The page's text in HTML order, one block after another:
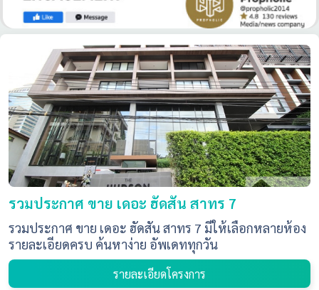
รวมประกาศ ขาย เดอะ ฮัดสัน สาทร 7
รวมประกาศ ขาย เดอะ ฮัดสัน สาทร 7 มีให้เลือกหลายห้อง
รายละเอียดครบ ค้นหาง่าย อัพเดททุกวัน
รายละเอียดโครงการ